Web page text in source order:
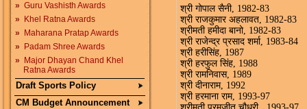
» Guru Vashisth Awards
»
Khel Ratna Awards
»
Maharana Pratap Awards
»
Padam Shree Awards
»
Major Dhayan Chand Khel
Ratna Awards
Draft Sports Policy
CM Budget Announcement
श्री गोपाल सैनी, 1982-83
श्री राजकुमार अहलावत, 1982-83
श्रीमती हमीदा बानो, 1982-83
श्री राजेन्द्र प्रसाद शर्मा, 1983-84
श्री हरीसिंह, 1987
श्री हरफुल सिंह, 1988
श्री रामनिवास, 1989
श्री दीनाराम, 1992
श्री हरमाना राम, 1993-97